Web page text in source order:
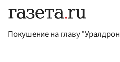
Покушение на главу